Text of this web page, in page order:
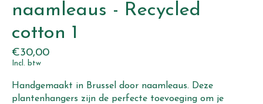
naamleaus - Recycled
cotton 1
€30,00
Incl. btw
Handgemaakt in Brussel door naamleaus. Deze
plantenhangers zijn de perfecte toevoeging om je